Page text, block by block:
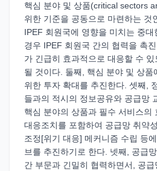
핵심 분야 및 상품(critical sectors
위한 기준을 공동으로 마련하는 것
IPEF 회원국에 영향을 미치는 중
경우 IPEF 회원국 간의 협력을 촉
가 긴급히 효과적으로 대응할 수
될 것이다. 둘째, 핵심 분야 및 상품
위한 투자 확대를 추진한다. 셋째,
들과의 적시의 정보공유와 공급망
핵심 분야의 상품과 필수 서비스의
대응조치를 포함하여 공급망 취약
조정[위기 대응] 메커니즘 수립 등
브를 추진하기로 한다. 넷째, 공급
간 부문과 긴밀히 협력하면서, 공